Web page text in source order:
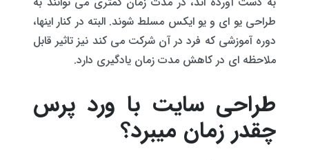
طراحی یو ای و یو ایکس مسلط شوند. البته در کنار اینها،
دوره آموزشی که فرد در آن شرکت می کند نیز تاثیر قابل
ملاحظه ای در کاهش مدت زمان یادگیری دارد.
طراحی سایت با ورد پرس
چقدر زمان میبرد؟